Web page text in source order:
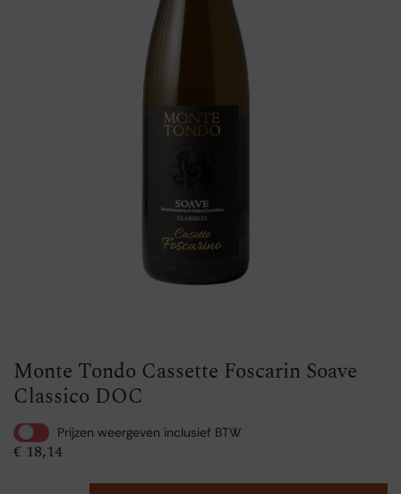
Monte Tondo Cassette Foscarin Soave
Classico DOC
Prijzen weergeven inclusief BTW
€ 18,14